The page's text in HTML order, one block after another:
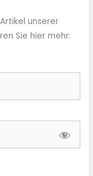
unserer
Sie hier mehr: